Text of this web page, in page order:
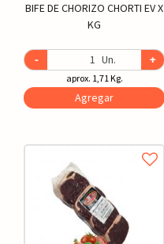
BIFE DE CHORIZO CHORTI EV X
KG
- Un. +
aprox. 1,71 Kg.
Agregar